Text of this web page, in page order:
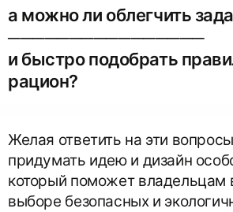
а можно ли облегчить
────────────────
и быстро подобрать
рацион?
Желая ответить на эти
придумать идею и дизайн
который поможет владельцам
выборе безопасных и